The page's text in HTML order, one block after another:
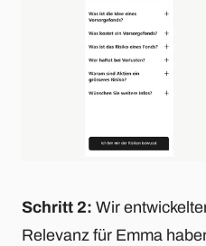
Schritt 2: Wir
Relevanz für Emma